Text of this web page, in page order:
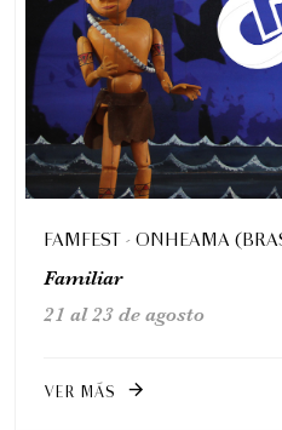
FAMFEST - ONHEAMA
Familiar
21 al 23 de agosto
VER MÁS arrow_forward